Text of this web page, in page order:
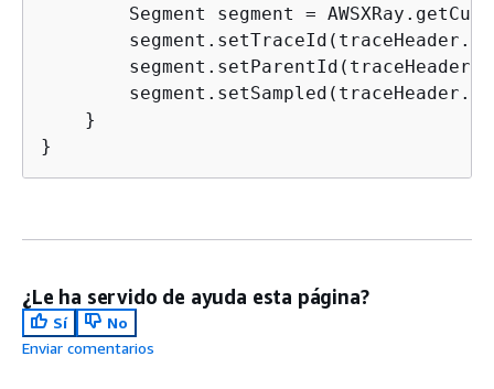
Segment segment =
    }
}
¿Le ha servido de ayuda esta página?
Sí
No
Enviar comentarios